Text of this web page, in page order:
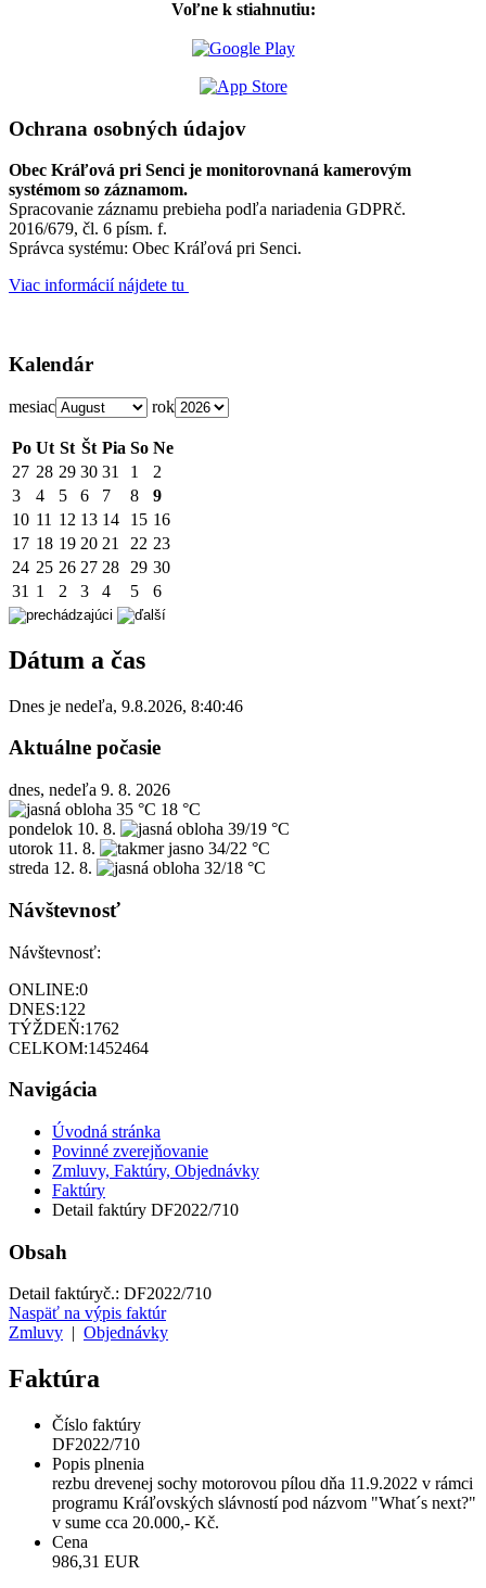
Voľne k stiahnutiu:
Ochrana osobných údajov
Obec Kráľová pri Senci je monitorovnaná kamerovým
systémom so záznamom.
Spracovanie záznamu prebieha podľa nariadenia GDPRč.
2016/679, čl. 6 písm. f.
Správca systému: Obec Kráľová pri Senci.
Viac informácií nájdete tu
Kalendár
mesiac rok
Po Ut St Št Pia So Ne
27 28 29 30 31 1
2
3
4 5 6 7 8
9
10 11 12 13 14 15 16
17 18 19 20 21 22 23
24 25 26 27 28 29 30
31 1 2 3 4 5 6
Dátum a čas
Dnes je nedeľa, 9.8.2026, 8:40:46
Aktuálne počasie
dnes, nedeľa 9. 8. 2026
35 °C 18 °C
pondelok 10. 8.
39/19 °C
utorok 11. 8.
34/22 °C
streda 12. 8. 32/18 °C
Návštevnosť
Návštevnosť:
ONLINE:0
DNES:122
TÝŽDEŇ:1762
CELKOM:1452464
Navigácia
Úvodná stránka
Povinné zverejňovanie
Zmluvy, Faktúry, Objednávky
Faktúry
Detail faktúry DF2022/710
Obsah
Detail faktúryč.: DF2022/710
Naspäť na výpis faktúr
Zmluvy
Objednávky
Faktúra
Číslo faktúry
DF2022/710
Popis plnenia
rezbu drevenej sochy motorovou pílou dňa 11.9.2022 v rámci
programu Kráľovských slávností pod názvom "What´s next?"
v sume cca 20.000,- Kč.
Cena
986,31 EUR